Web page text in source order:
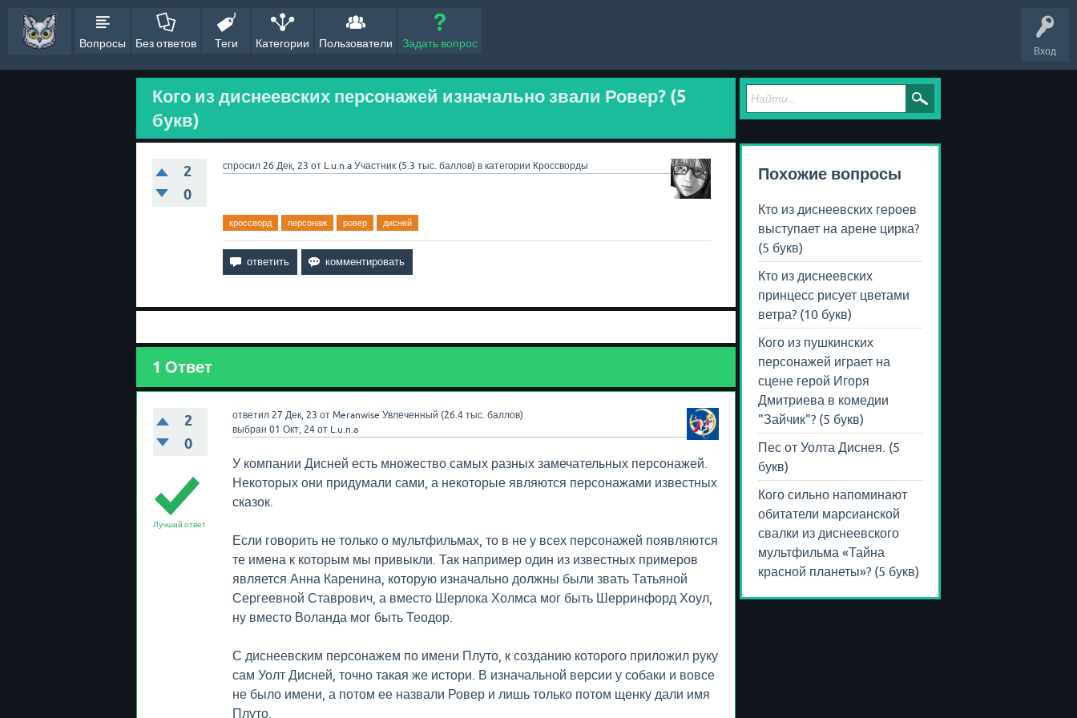
Вход
Вопросы Без ответов Теги Категории Пользователи Задать вопрос
Кого из диснеевских персонажей изначально звали Ровер? (5
букв)
2
0
спросил 26 Дек, 23 от L.u.n.a Участник (5.3 тыс. баллов) в категории Кроссворды
кроссворд персонаж ровер дисней
1 Ответ
2
0
ответил 27 Дек, 23 от Meranwise Увлеченный (26.4 тыс.баллов)
выбран 01 Окт, 24 от L.u.n.a
Лучший ответ
У компании Дисней есть множество самых разных замечательных персонажей.
Некоторых они придумали сами, а некоторые являются персонажами известных
сказок.
Если говорить не только о мультфильмах, то в не у всех персонажей появляются
те имена к которым мы привыкли. Так например один из известных примеров
является Анна Каренина, которую изначально должны были звать Татьяной
Сергеевной Ставрович, а вместо Шерлока Холмса мог быть Шерринфорд Хоул,
ну вместо Воланда мог быть Теодор.
С диснеевским персонажем по имени Плуто, к созданию которого приложил руку
сам Уолт Дисней, точно такая же истори. В изначальной версии у собаки и вовсе
не было имени, а потом ее назвали Ровер и лишь только потом щенку дали имя
Плуто.
Похожие вопросы
Кто из диснеевских героев
выступает на арене цирка?
(5 букв)
Кто из диснеевских
принцесс рисует цветами
ветра? (10 букв)
Кого из пушкинских
персонажей играет на
сцене герой Игоря
Дмитриева в комедии
"Зайчик"? (5 букв)
Пес от Уолта Диснея. (5
букв)
Кого сильно напоминают
обитатели марсианской
свалки из диснеевского
мультфильма «Тайна
красной планеты»? (5 букв)